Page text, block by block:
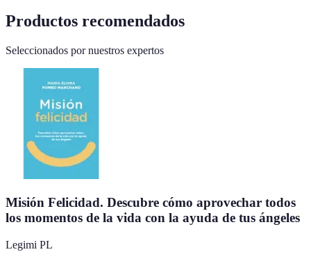
Productos recomendados
Seleccionados por nuestros expertos
Misión Felicidad. Descubre cómo aprovechar todos
los momentos de la vida con la ayuda de tus ángeles
Legimi PL